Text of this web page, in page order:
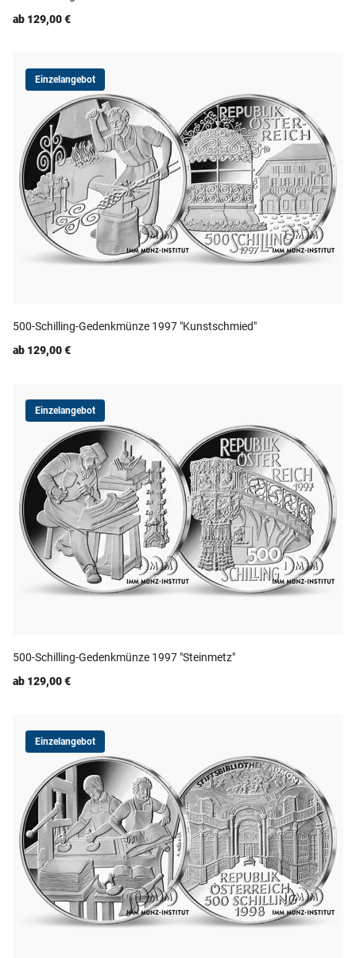
ab 129,00 €
Einzelangebot
500-Schilling-Gedenkmünze 1997 "Kunstschmied"
ab 129,00 €
Einzelangebot
500-Schilling-Gedenkmünze 1997 "Steinmetz"
ab 129,00 €
Einzelangebot